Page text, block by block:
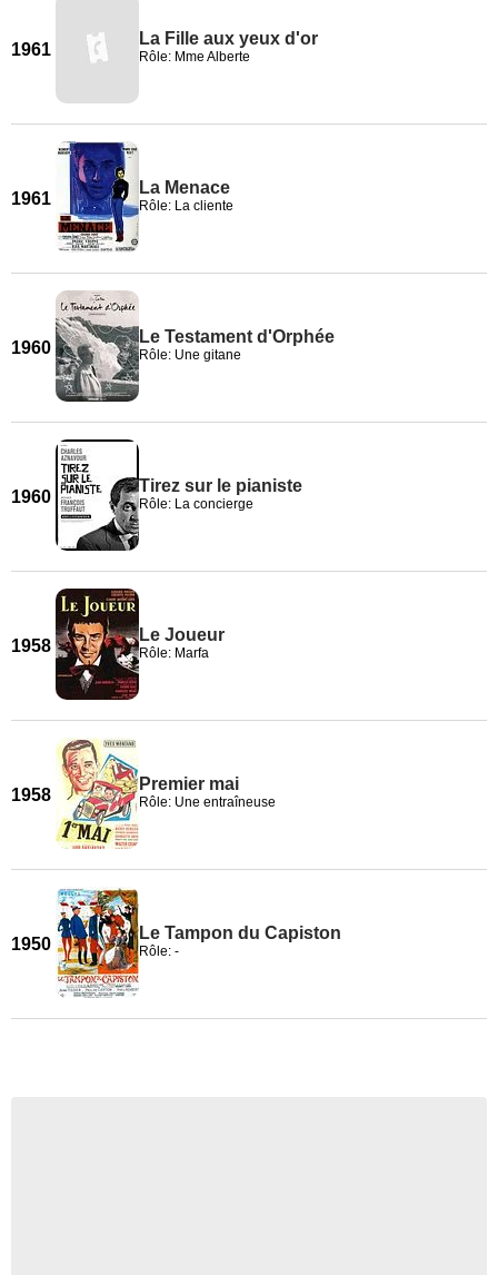
1961
La Fille aux yeux d'or
Rôle: Mme Alberte
1961
La Menace
Rôle: La cliente
1960
Le Testament d'Orphée
Rôle: Une gitane
1960
Tirez sur le pianiste
Rôle: La concierge
1958
Le Joueur
Rôle: Marfa
1958
Premier mai
Rôle: Une entraîneuse
1950
Le Tampon du Capiston
Rôle: -